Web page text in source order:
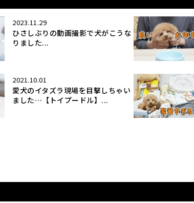
2023.11.29
ひさしぶりの動画撮影で犬がこうな
りました...
2021.10.01
愛犬のイタズラ現場を目撃しちゃい
ました…【トイプードル】...